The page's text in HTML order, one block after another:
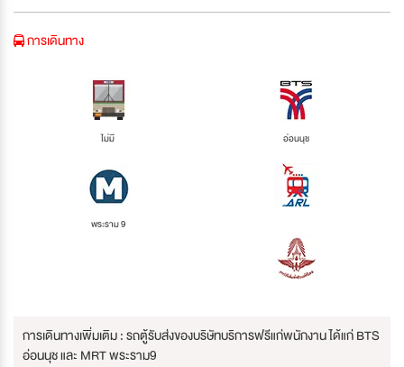
การเดินทาง
ไม่มี อ่อนนุช
พระราม 9
การเดินทางเพิ่มเติม : รถตู้รับส่งของบริษัทบริการฟรีแก่พนักงาน ได้แก่ BTS
อ่อนนุช และ MRT พระราม9